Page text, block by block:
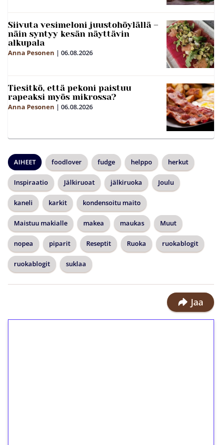
Siivuta vesimeloni juustohöylällä –
näin syntyy kesän näyttävin
alkupala
Anna Pesonen | 06.08.2026
Tiesitkö, että pekoni paistuu
rapeaksi myös mikrossa?
Anna Pesonen | 06.08.2026
AIHEET foodlover fudge helppo herkut
Inspiraatio Jälkiruoat jälkiruoka Joulu
kaneli karkit kondensoitu maito
Maistuu makialle makea maukas Muut
nopea piparit Reseptit Ruoka ruokablogit
ruokablogit suklaa
Jaa